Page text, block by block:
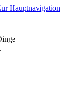
Hauptnavigation